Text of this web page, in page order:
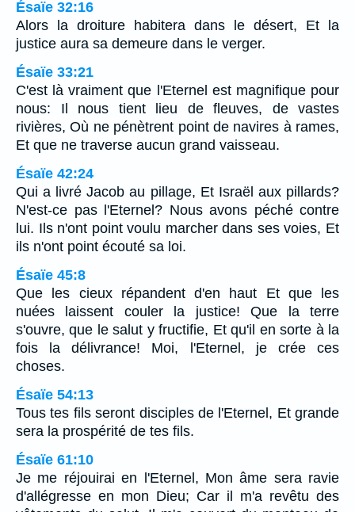
Ésaïe 32:16
Alors la droiture habitera dans le désert, Et la
justice aura sa demeure dans le verger.
Ésaïe 33:21
C'est là vraiment que l'Eternel est magnifique pour
nous: Il nous tient lieu de fleuves, de vastes
rivières, Où ne pénètrent point de navires à rames,
Et que ne traverse aucun grand vaisseau.
Ésaïe 42:24
Qui a livré Jacob au pillage, Et Israël aux pillards?
N'est-ce pas l'Eternel? Nous avons péché contre
lui. Ils n'ont point voulu marcher dans ses voies, Et
ils n'ont point écouté sa loi.
Ésaïe 45:8
Que les cieux répandent d'en haut Et que les
nuées laissent couler la justice! Que la terre
s'ouvre, que le salut y fructifie, Et qu'il en sorte à la
fois la délivrance! Moi, l'Eternel, je crée ces
choses.
Ésaïe 54:13
Tous tes fils seront disciples de l'Eternel, Et grande
sera la prospérité de tes fils.
Ésaïe 61:10
Je me réjouirai en l'Eternel, Mon âme sera ravie
d'allégresse en mon Dieu; Car il m'a revêtu des